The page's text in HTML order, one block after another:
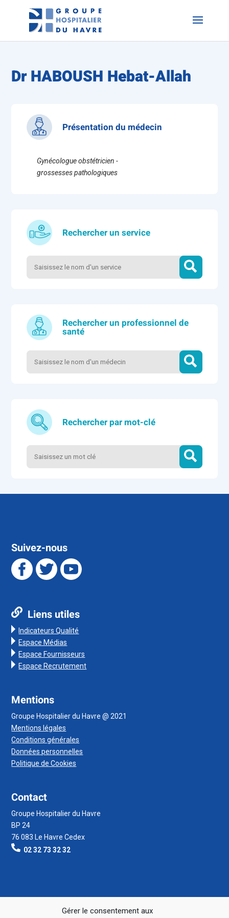
Gérer le consentement aux
Dr HABOUSH Hebat-Allah
Présentation du médecin
Gynécologue obstétricien -
grossesses pathologiques
Rechercher un service
Rechercher un professionnel de
santé
Rechercher par mot-clé
Suivez-nous
Liens utiles
Indicateurs Qualité
Espace Médias
Espace Fournisseurs
Espace Recrutement
Mentions
Groupe Hospitalier du Havre @ 2021
Mentions légales
Conditions générales
Données personnelles
Politique de Cookies
Contact
Groupe Hospitalier du Havre
BP 24
76 083 Le Havre Cedex
02 32 73 32 32